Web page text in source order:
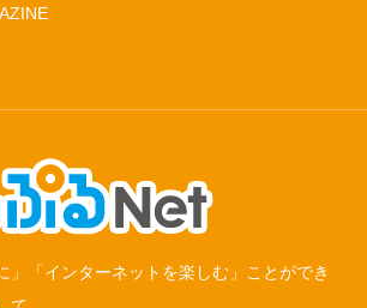
」「インターネットを楽しむ」ことができ